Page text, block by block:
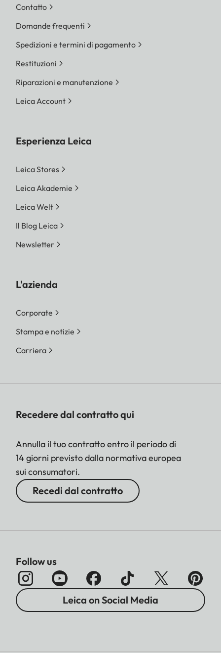
Contatto
Domande frequenti
Spedizioni e termini di pagamento
Restituzioni
Riparazioni e manutenzione
Leica Account
Esperienza Leica
Leica Stores
Leica Akademie
Leica Welt
Il Blog Leica
Newsletter
L'azienda
Corporate
Stampa e notizie
Carriera
Recedere dal contratto qui
Annulla il tuo contratto entro il periodo di
14 giorni previsto dalla normativa europea
sui consumatori.
Recedi dal contratto
Follow us
Leica on Social Media